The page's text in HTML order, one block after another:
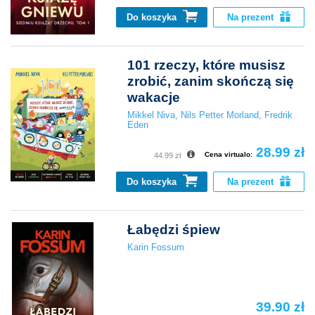
Do koszyka Na prezent
101 rzeczy, które musisz
zrobić, zanim skończą się
wakacje
Mikkel Niva Nils Petter Morland
Fredrik
Eden
Cena virtualo: 28.99 zł
44.99 zł
Do koszyka Na prezent
Łabędzi śpiew
Karin Fossum
39.90 zł